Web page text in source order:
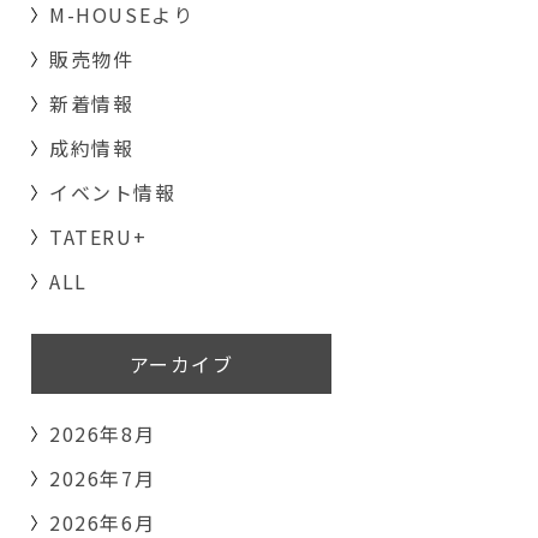
M-HOUSEより
販売物件
新着情報
成約情報
イベント情報
TATERU+
ALL
アーカイブ
2026年8月
2026年7月
2026年6月